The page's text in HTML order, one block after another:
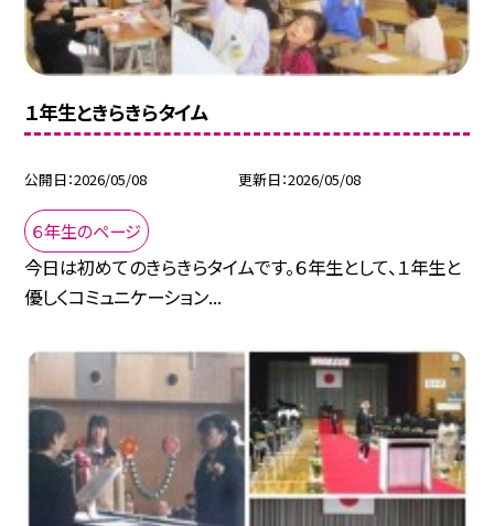
１年生ときらきらタイム
公開日 2026/05/08 更新日 2026/05/08
６年生のページ
今日は初めてのきらきらタイムです。６年生として、１年生と
優しくコミュニケーション...